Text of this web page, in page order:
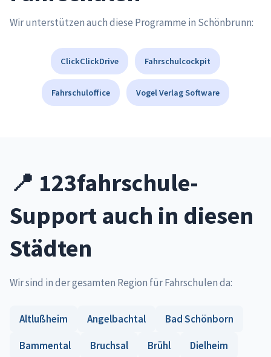
Wir unterstützen auch diese Programme in Schönbrunn:
ClickClickDrive Fahrschulcockpit
Fahrschuloffice Vogel Verlag Software
📍 123fahrschule-
Support auch in diesen
Städten
Wir sind in der gesamten Region für Fahrschulen da:
Altlußheim Angelbachtal
Bad Schönborn
Bammental
Bruchsal Brühl
Dielheim